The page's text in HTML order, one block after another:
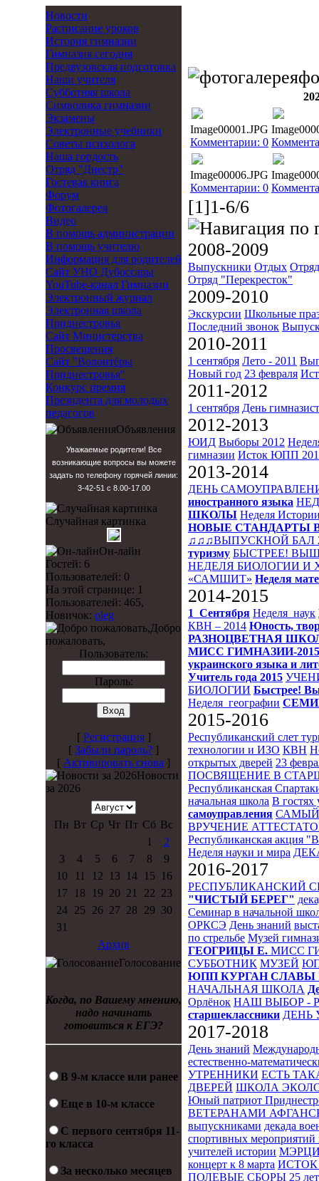
Новости
Расписание уроков
История гимназии
Гимназия сегодня
Предвузовская подготовка
Наши учителя
Субботняя школа
Символика гимназии
Экзамены
Электронные учебники
Советы психолога
Наша гордость
Отряд "Днестр"
Гостевая книга
Форум
Фотогалерея
Видео
В помощь администрации
В помощь учителю
Информация для родителей
Cайт УНО Дубоссары
YouTube-канал Гимназии
Электронный журнал
Электронная школа
Приднестровья
Сайт Министерства
Просвещения
Сайт "Волонтёры
Приднестровья"
Конкурс премия
Президента для молодых
педагогов
Объявления
Уважаемые родители! Все
возникающие вопросы вы можете
задать по телефону горячей линии:
3-42-51 с 8.00-17.00
Случайная картинка
Он-лайн
Гостей: 6
Пользователей: 0
На этой странице: 1
Пользователей: 465,
Новичок: oleg
Добро
пожаловать,
Пользователь:
Пароль:
[ Регистрация]
[ Забыли пароль? ]
[ Активировать снова ]
Новости
за 2026
Пн Вт Ср Чт Пт Сб Вс
1
2
3
4 5 6 7 8
9
10
11 12 13 14 15
16
17
18 19 20 21 22 23
24
25 26 27 28 29 30
31
Архив
Голосование
Когда, по Вашему мнению,
надо начинать
готовиться к ЕГЭ?
В 9-м классе или ранее
Еще в 10-м классе
С первого сентября 11-
го класса
За несколько месяцев
Image00001.JPG
Комментарии: 0
Image00006.JPG
Комментарии: 0
[1]1-6/6
2008-2009
Выпускники Отдых
Отряд "Перекресток"
2009-2010
Экскурсии Школьные
Последний звонок
2010-2011
1 сентября Лето - 2011
Новый год 23 февраля
2011-2012
1 сентября День
2012-2013
ЮИД Выборы 2012
гимназии Исток ЮПП
2013-2014
ДЕНЬ
иностранного языка
ШКОЛЫ Неделя
НОВЫЕ СТАНДАРТЫ
♫♫♫ВЫПУСКНОЙ БАЛ
туризму БЫСТРЕЕ!
НЕДЕЛЯ БИОЛОГИИ И
«САМШИТ» Неделя
2014-2015
1_Сентября Неделя_наук
КВН – 2014 Юность,
РАЗНОЦВЕТНАЯ
МИСС ГИМНАЗИИ-2015
украинского языка и
Учитель года 2015
БИОЛОГИИ Быстрее!
Неделя_географии
2015-2016
Республиканский слет
технологии и ИЗО КВН
открытых дверей 23
ПОСВЯЩЕНИЕ В
Республиканская
начальная школа В гостях
самоуправления
ВРУЧЕНИЕ
Республиканская акция
Неделя науки и мира
2016-2017
РЕСПУБЛИКАНСКИЙ
"ЧИСТЫЙ БЕРЕГ"
Семинар в начальной
ОРКСЭ День знаний
по стрельбе Музей
ГЕОГРИЦЫ Е. МИСС
СУББОТНИК МУЗЕЙ
ЮПП КУРГАН СЛАВЫ
НАЧАЛЬНАЯ ШКОЛА
Орлёнок НАШ ВЫБОР -
старшеклассники ДЕНЬ
2017-2018
День знаний
естественно-
УТРЕННИКИ ЕСТЬ
ДВЕРЕЙ ШКОЛА
Юный патриот
ВЕТЕРАНАМИ
выпускниками декада
спортивных мероприятий
учителей истории
концерт к 8 марта ИСТОК
ПОЛЕВЫЕ СБОРЫ 25